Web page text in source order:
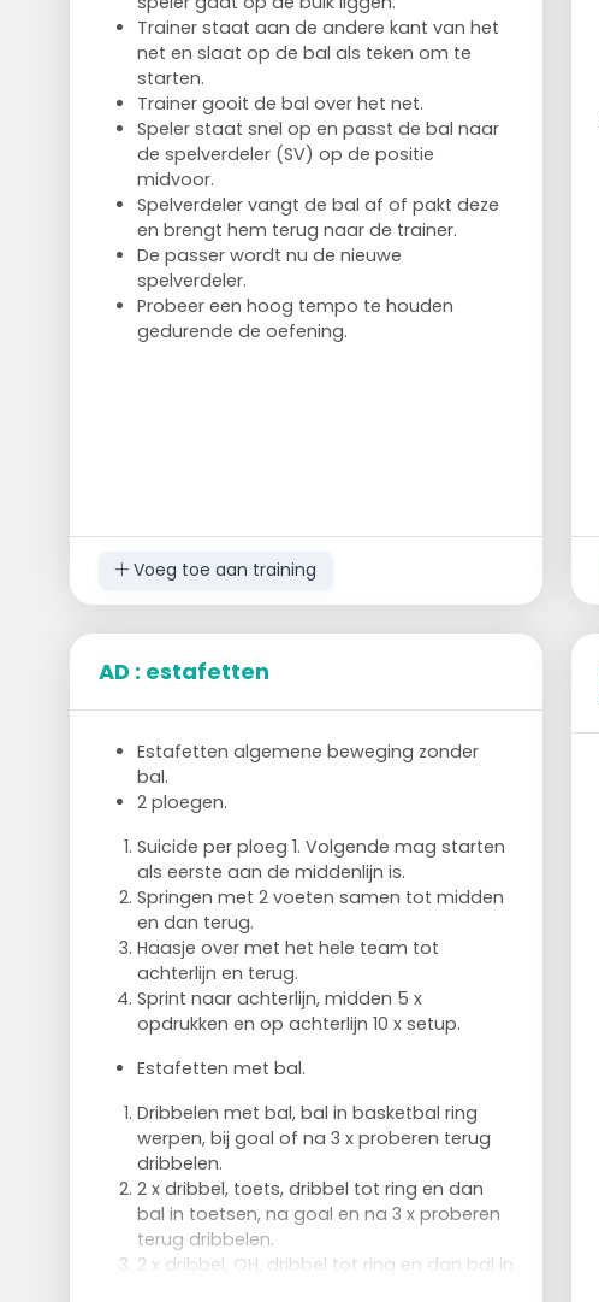
Trainer staat aan de andere kant van het
net en slaat op de bal als teken om te
starten.
Trainer gooit de bal over het net.
Speler staat snel op en passt de bal naar
de spelverdeler (SV) op de positie
midvoor.
Spelverdeler vangt de bal af of pakt deze
en brengt hem terug naar de trainer.
De passer wordt nu de nieuwe
spelverdeler.
Probeer een hoog tempo te houden
gedurende de oefening.
Voeg toe aan training
AD : estafetten
Estafetten algemene beweging zonder
bal.
2 ploegen.
Suicide per ploeg 1. Volgende mag starten
als eerste aan de middenlijn is.
Springen met 2 voeten samen tot midden
en dan terug.
Haasje over met het hele team tot
achterlijn en terug.
Sprint naar achterlijn, midden 5 x
opdrukken en op achterlijn 10 x setup.
Estafetten met bal.
Dribbelen met bal, bal in basketbal ring
werpen, bij goal of na 3 x proberen terug
dribbelen.
2 x dribbel, toets, dribbel tot ring en dan
bal in toetsen, na goal en na 3 x proberen
terug dribbelen.
2 x dribbel, OH, dribbel tot ring en dan bal in